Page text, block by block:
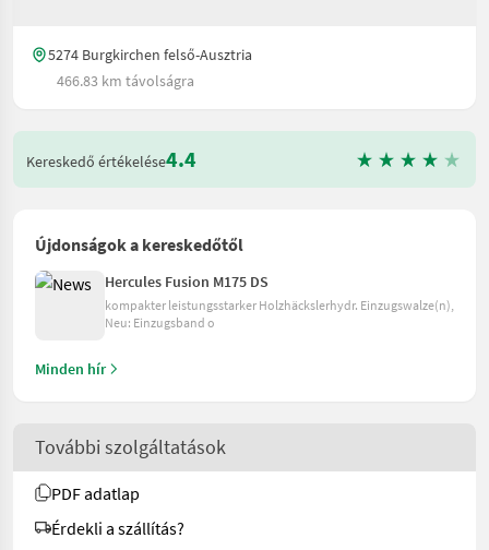
5274 Burgkirchen felső-Ausztria
466.83 km távolságra
Kereskedő értékelése4.4
Újdonságok a kereskedőtől
Hercules Fusion M175 DS
kompakter leistungsstarker Holzhäckslerhydr. Einzugswalze(n),
Neu: Einzugsband o
Minden hír
További szolgáltatások
PDF adatlap
Érdekli a szállítás?